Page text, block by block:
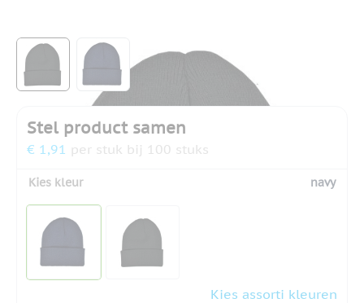
View larger imageView larger image
Stel product samen
€ 1,91 per stuk bij 100 stuks
Kies kleur navy
Kies assorti kleuren